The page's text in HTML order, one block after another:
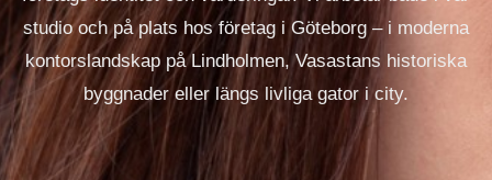
studio och på plats hos företag i Göteborg – i moderna
kontorslandskap på Lindholmen, Vasastans historiska
byggnader eller längs livliga gator i city.